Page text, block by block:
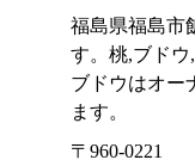
福島県福島市
す。桃,ブドウ
ブドウはオー
ます。
〒960-0221